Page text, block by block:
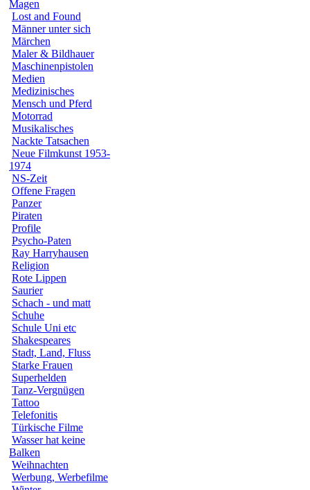
Magen
Lost and Found
Männer unter sich
Märchen
Maler & Bildhauer
Maschinenpistolen
Medien
Medizinisches
Mensch und Pferd
Motorrad
Musikalisches
Nackte Tatsachen
Neue Filmkunst 1953-
1974
NS-Zeit
Offene Fragen
Panzer
Piraten
Profile
Psycho-Paten
Ray Harryhausen
Religion
Rote Lippen
Saurier
Schach - und matt
Schuhe
Schule Uni etc
Shakespeares
Stadt, Land, Fluss
Starke Frauen
Superhelden
Tanz-Vergnügen
Tattoo
Telefonitis
Türkische Filme
Wasser hat keine
Balken
Weihnachten
Werbung, Werbefilme